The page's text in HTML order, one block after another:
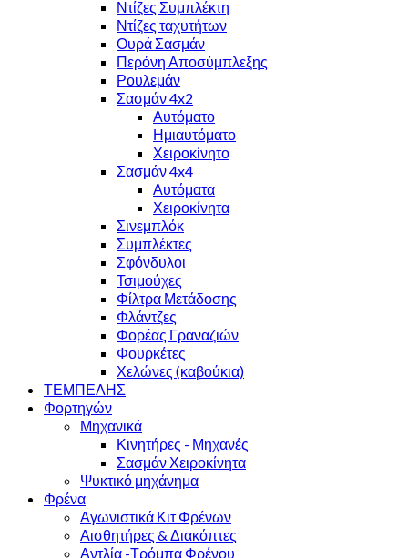
Ντίζες Συμπλέκτη
Ντίζες ταχυτήτων
Ουρά Σασμάν
Περόνη Αποσύμπλεξης
Ρουλεμάν
Σασμάν 4x2
Αυτόματο
Ημιαυτόματο
Χειροκίνητο
Σασμάν 4x4
Αυτόματα
Χειροκίνητα
Σινεμπλόκ
Συμπλέκτες
Σφόνδυλοι
Τσιμούχες
Φίλτρα Μετάδοσης
Φλάντζες
Φορέας Γραναζιών
Φουρκέτες
Χελώνες (καβούκια)
ΤΕΜΠΕΛΗΣ
Φορτηγών
Μηχανικά
Κινητήρες - Μηχανές
Σασμάν Χειροκίνητα
Ψυκτικό μηχάνημα
Φρένα
Αγωνιστικά Κιτ Φρένων
Αισθητήρες & Διακόπτες
Αντλία -Τρόμπα Φρένου